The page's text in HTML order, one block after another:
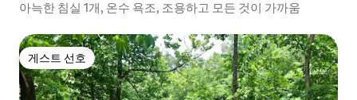
아늑한 침실 1개, 온수 욕조, 조용하고 모든 것이 가까움
게스트 선호
게스트 선호